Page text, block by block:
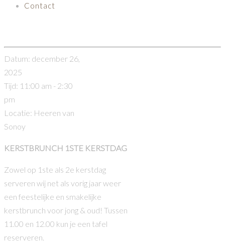
Contact
Datum: december 26,
2025
Tijd: 11:00 am - 2:30
pm
Locatie: Heeren van
Sonoy
KERSTBRUNCH 1STE KERSTDAG
Zowel op 1ste als 2e kerstdag
serveren wij net als vorig jaar weer
een feestelijke en smakelijke
kerstbrunch voor jong & oud! Tussen
11.00 en 12.00 kun je een tafel
reserveren.